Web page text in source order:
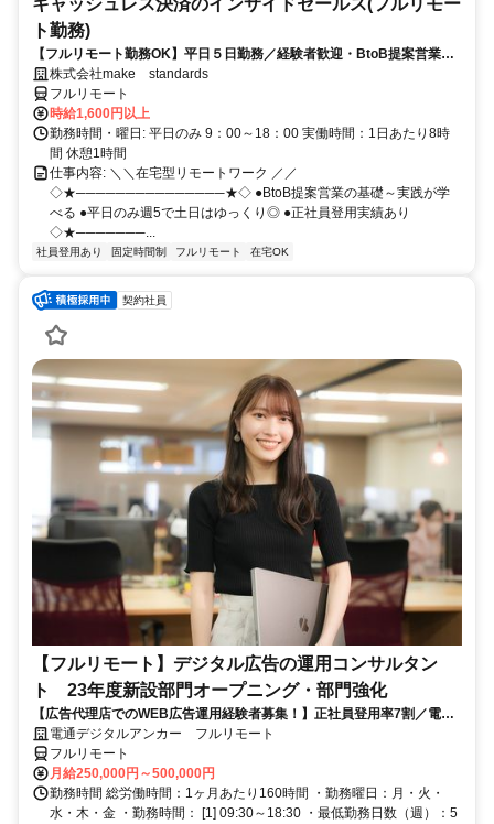
キャッシュレス決済のインサイドセールス(フルリモー
ト勤務)
【フルリモート勤務OK】平日５日勤務／経験者歓迎・BtoB提案営業で
スキルアップ
株式会社make standards
フルリモート
時給1,600円以上
勤務時間・曜日: 平日のみ 9：00～18：00 実働時間：1日あたり8時
間 休憩1時間
仕事内容: ＼＼在宅型リモートワーク ／／
◇★───────────────★◇ ●BtoB提案営業の基礎～実践が学
べる ●平日のみ週5で土日はゆっくり◎ ●正社員登用実績あり
◇★───────...
社員登用あり 固定時間制 フルリモート 在宅OK
契約社員
【フルリモート】デジタル広告の運用コンサルタン
ト 23年度新設部門オープニング・部門強化
【広告代理店でのWEB広告運用経験者募集！】正社員登用率7割／電通
G／全国×完全在宅／年休126日・土日祝休み／残業月平均4時間19分
電通デジタルアンカー フルリモート
フルリモート
月給250,000円～500,000円
勤務時間 総労働時間：1ヶ月あたり160時間 ・勤務曜日：月・火・
水・木・金 ・勤務時間： [1] 09:30～18:30 ・最低勤務日数（週）：5